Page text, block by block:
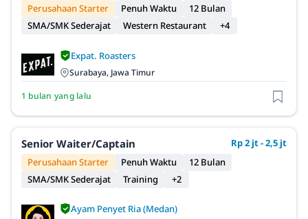
Perusahaan Starter
Penuh Waktu
12 Bulan
SMA/SMK Sederajat
Western Restaurant +4
Expat. Roasters
Surabaya, Jawa Timur
1 bulan yang lalu
Senior Waiter/captain
Rp 2 jt - 2,5 jt
Perusahaan Starter
Penuh Waktu
12 Bulan
SMA/SMK Sederajat
Training +2
Ayam Penyet Ria (Medan)